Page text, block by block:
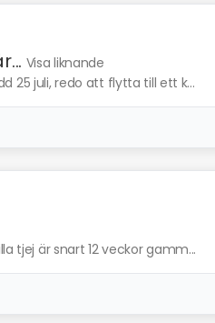
Visa liknande
25 juli, redo att flytta till ett k...
tjej är snart 12 veckor gamm...